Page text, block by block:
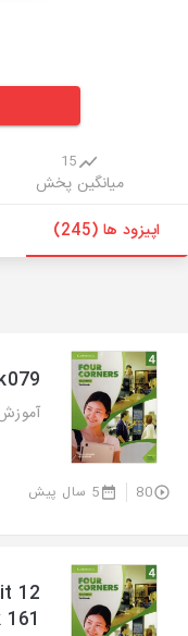
15
میانگین پخش
اپیزود ها (245)
80 5 سال پیش
12